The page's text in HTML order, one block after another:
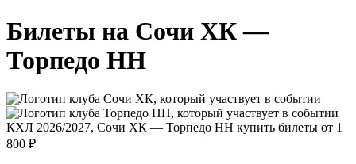
Билеты на Сочи ХК —
Торпедо НН
КХЛ 2026/2027, Сочи ХК — Торпедо НН купить билеты от 1
800 ₽